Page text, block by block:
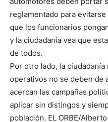
reglamentado para
que los funcionarios
y la ciudadanía vea que
de todos.
Por otro lado, la
operativos no se deben de
acercan las campañas
aplicar sin distingos y
población. EL ORBE/